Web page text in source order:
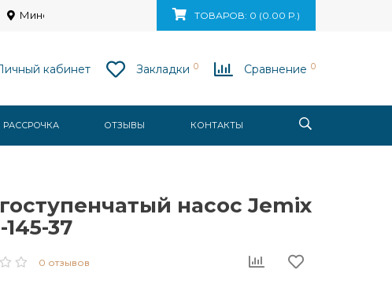
Минск, ул. Ваупшасова, д. 10, пом. 131ТОВАРОВ: 0 (0.00 Р.)
кабинет Закладки 0 Сравнение 0
РАССРОЧКА ОТЗЫВЫ КОНТАКТЫ
насос Jemix
37
0 отзывов